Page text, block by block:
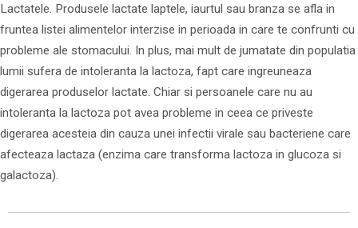
Lactatele. Produsele lactate laptele, iaurtul sau branza se afla in
fruntea listei alimentelor interzise in perioada in care te confrunti cu
probleme ale stomacului. In plus, mai mult de jumatate din populatia
lumii sufera de intoleranta la lactoza, fapt care ingreuneaza
digerarea produselor lactate. Chiar si persoanele care nu au
intoleranta la lactoza pot avea probleme in ceea ce priveste
digerarea acesteia din cauza unei infectii virale sau bacteriene care
afecteaza lactaza (enzima care transforma lactoza in glucoza si
galactoza).